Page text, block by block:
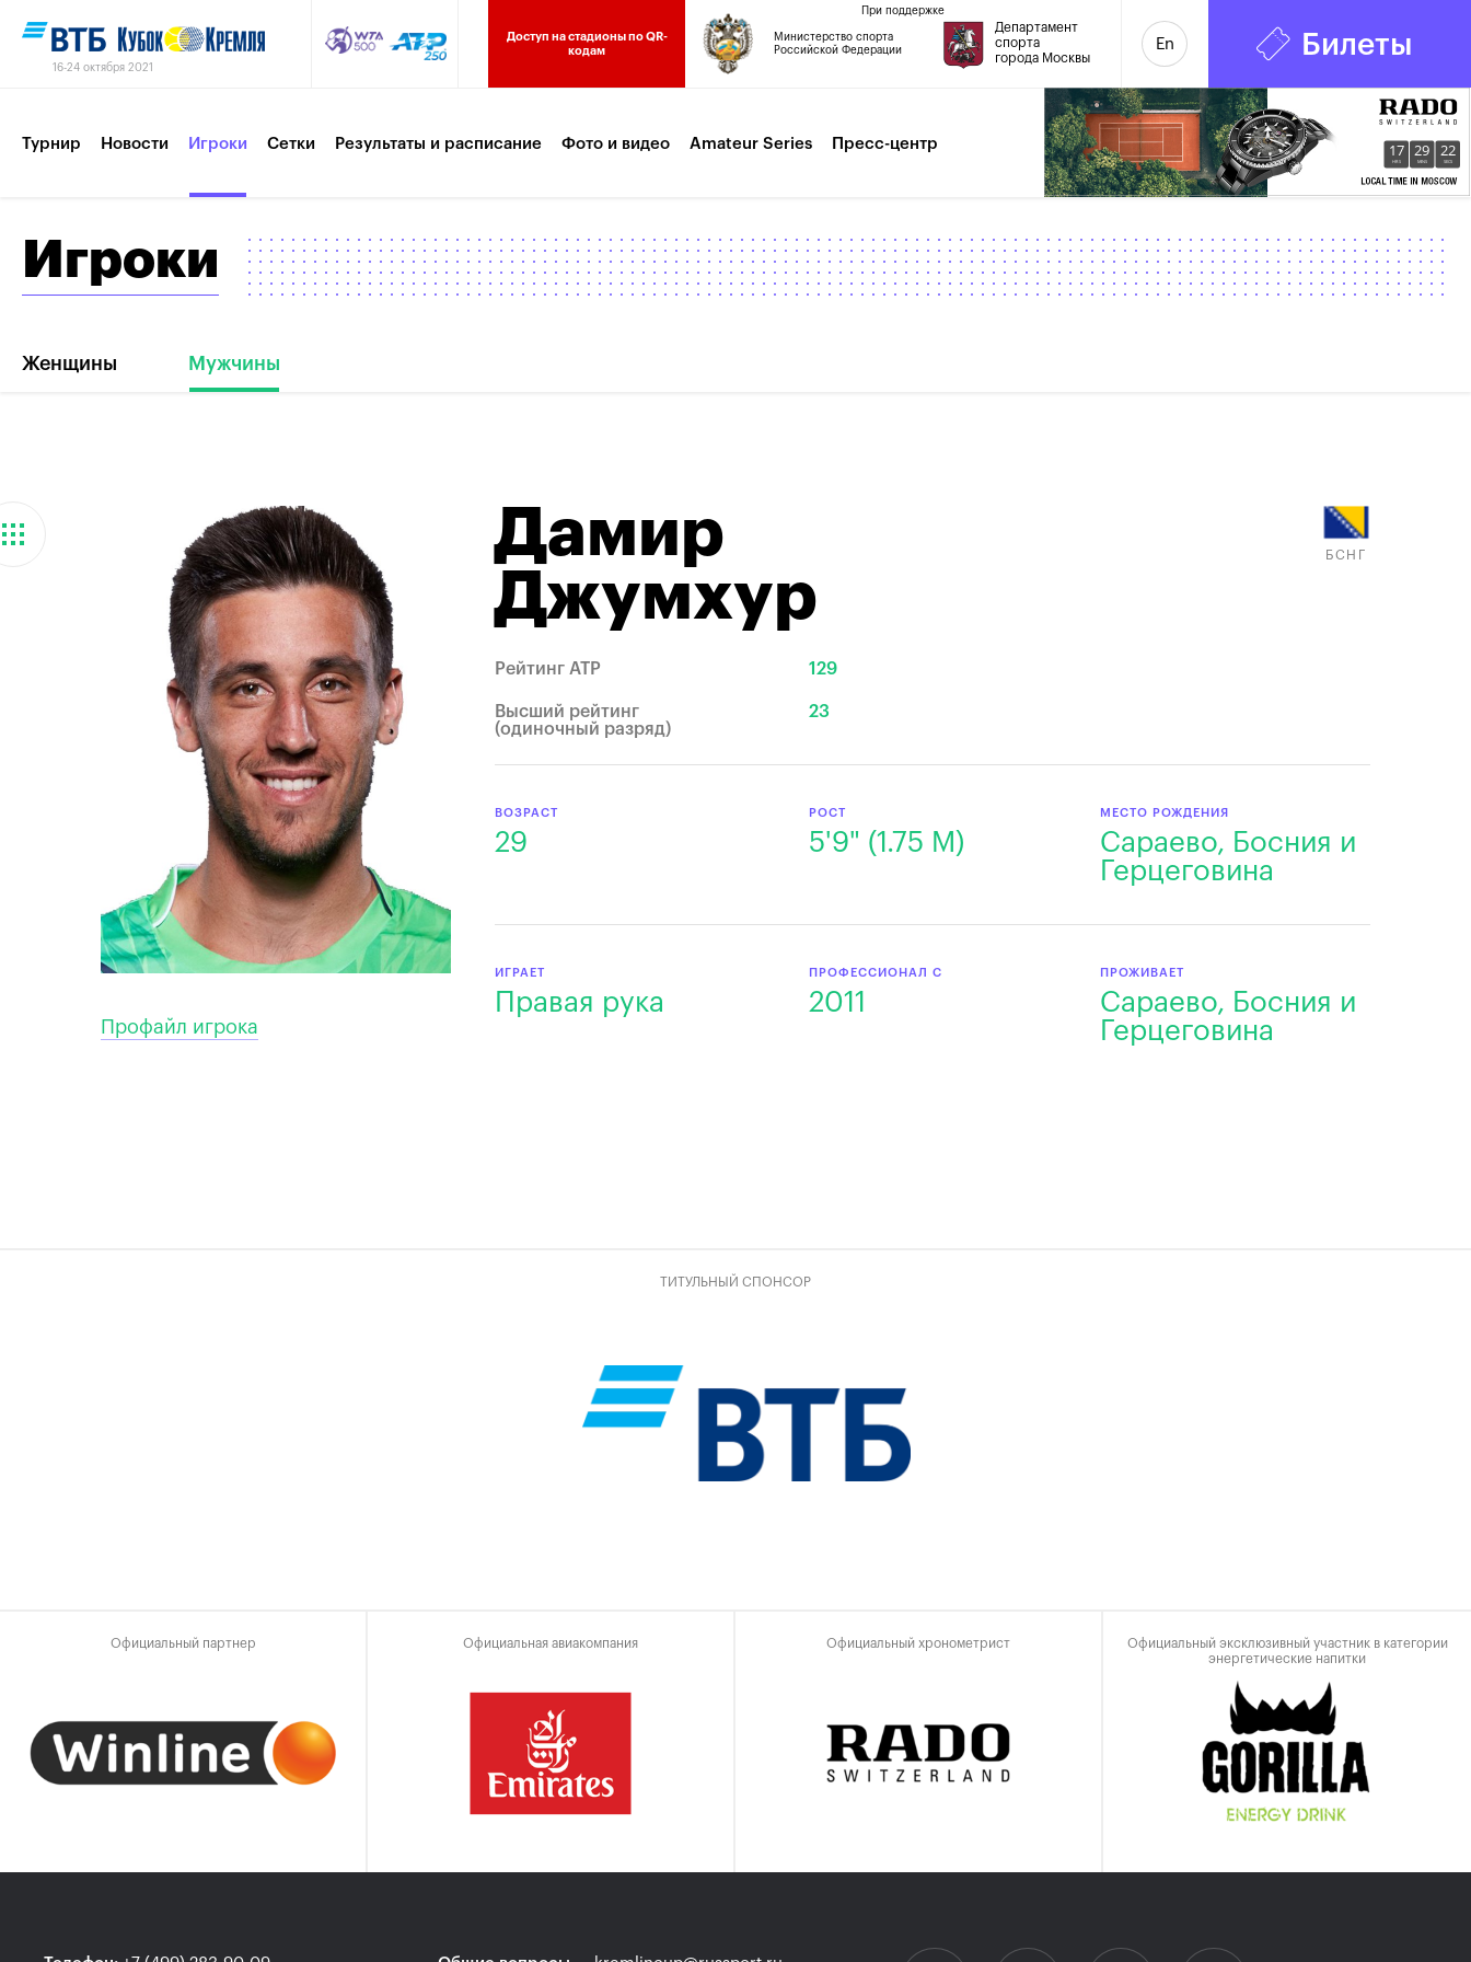
16-24 октября 2021
Доступ на стадионы по QR-
кодам
При поддержке
Министерство спорта
Российской Федерации
Департамент
спорта
города Москвы
En Билеты
Турнир Новости Игроки Сетки Результаты и расписание Фото и видео Amateur Series Пресс-центр
Партнеры Контакты Турнир 2019
17
HRS
29
MINS
22
SECS
Игроки
Женщины Мужчины
Профайл игрока
Дамир
Джумхур
БСНГ
Рейтинг ATP 129
Высший рейтинг
(одиночный разряд)
23
ВОЗРАСТ
29
РОСТ
5'9" (1.75 М)
МЕСТО РОЖДЕНИЯ
Сараево, Босния и
Герцеговина
ИГРАЕТ
Правая рука
ПРОФЕССИОНАЛ С
2011
ПРОЖИВАЕТ
Сараево, Босния и
Герцеговина
ТИТУЛЬНЫЙ СПОНСОР
Официальный партнер Официальная авиакомпания Официальный хронометрист
Официальный эксклюзивный участник в категории
энергетические напитки